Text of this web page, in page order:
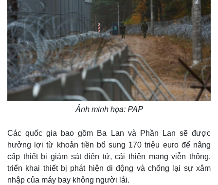
i
Ảnh minh họa: PAP
Các quốc gia bao gồm Ba Lan và Phần Lan sẽ được
hưởng lợi từ khoản tiền bổ sung 170 triệu euro để nâng
cấp thiết bị giám sát điện tử, cải thiện mạng viễn thông,
triển khai thiết bị phát hiện di động và chống lại sự xâm
nhập của máy bay không người lái.